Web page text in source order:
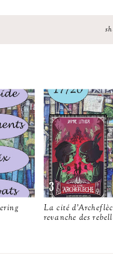
La cité
revanche des